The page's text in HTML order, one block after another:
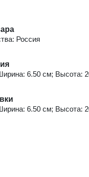
Россия
6.50 см; Высота:
6.50 см; Высота: